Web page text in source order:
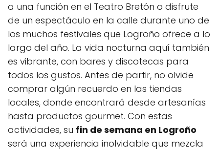
a una función en el Teatro Bretón o disfrute
de un espectáculo en la calle durante uno de
los muchos festivales que Logroño ofrece a lo
largo del año. La vida nocturna aquí también
es vibrante, con bares y discotecas para
todos los gustos. Antes de partir, no olvide
comprar algún recuerdo en las tiendas
locales, donde encontrará desde artesanías
hasta productos gourmet. Con estas
actividades, su fin de semana en Logroño
será una experiencia inolvidable que mezcla